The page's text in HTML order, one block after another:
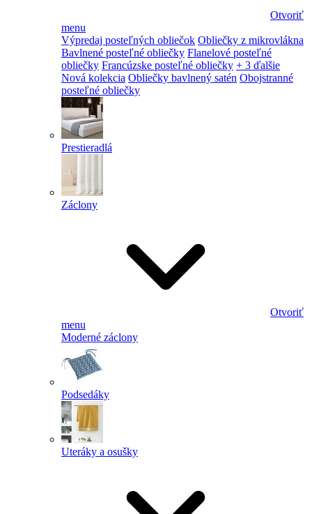
Otvoriť
menu
Výpredaj posteľných obliečok Obliečky z mikrovlákna
Bavlnené posteľné obliečky Flanelové posteľné
obliečky Francúzske posteľné obliečky + 3 ďalšie
Nová kolekcia Obliečky bavlnený satén Obojstranné
posteľné obliečky
Prestieradlá
Záclony
Otvoriť
menu
Moderné záclony
Podsedáky
Uteráky a osušky